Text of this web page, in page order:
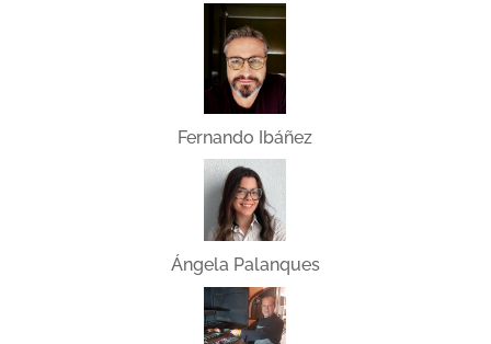
Fernando Ibáñez
Ángela Palanques